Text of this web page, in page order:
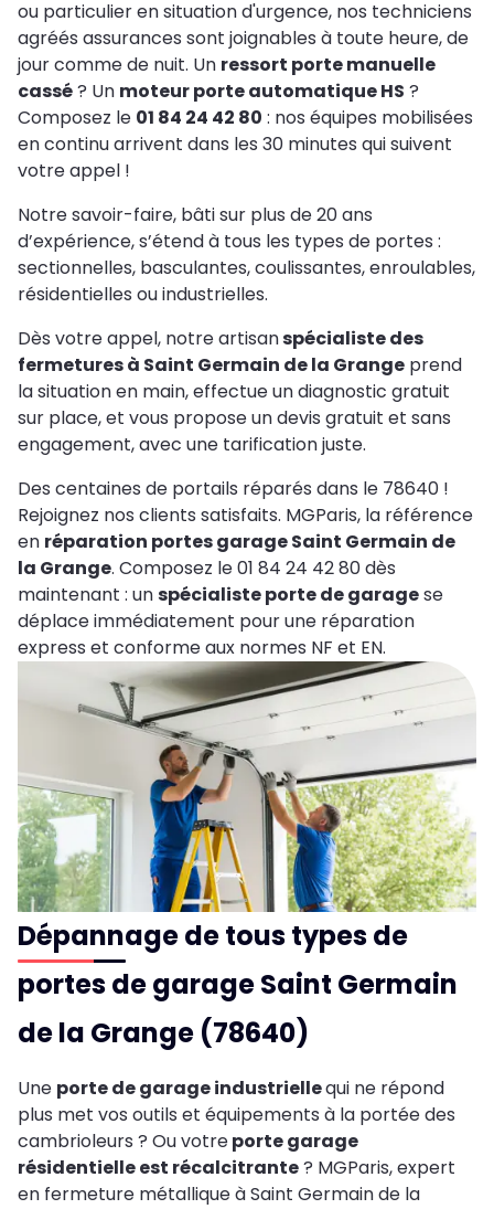
ou particulier en situation d'urgence, nos techniciens
agréés assurances sont joignables à toute heure, de
jour comme de nuit. Un ressort porte manuelle
cassé? Un moteur porte automatique HS ?
Composez le 01 84 24 42 80 : nos équipes mobilisées
en continu arrivent dans les 30 minutes qui suivent
votre appel !
Notre savoir-faire, bâti sur plus de 20 ans
d’expérience, s’étend à tous les types de portes :
sectionnelles, basculantes, coulissantes, enroulables,
résidentielles ou industrielles.
Dès votre appel, notre artisanspécialiste des
fermetures à Saint Germain de la Grange prend
la situation en main, effectue un diagnostic gratuit
sur place, et vous propose un devis gratuit et sans
engagement, avec une tarification juste.
Des centaines de portails réparés dans le 78640 !
Rejoignez nos clients satisfaits. MGParis, la référence
en réparation portes garage Saint Germain de
la Grange. Composez le 01 84 24 42 80 dès
maintenant : unspécialiste porte de garagese
déplace immédiatement pour une réparation
express et conforme aux normes NF et EN.
Dépannage de tous types de
portes de garage Saint Germain
de la Grange (78640)
Une porte de garage industriellequi ne répond
plus met vos outils et équipements à la portée des
cambrioleurs ? Ou votreporte garage
résidentielle est récalcitrante? MGParis, expert
en fermeture métallique à Saint Germain de la